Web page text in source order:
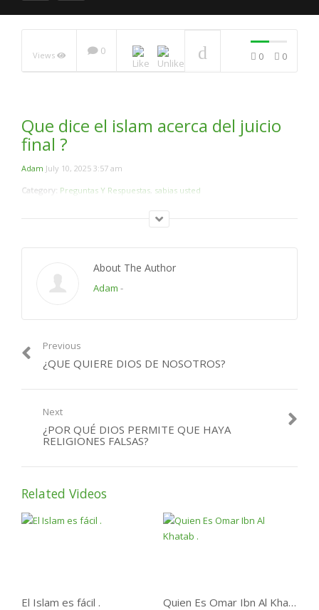
Es Verdad Que Todas
Views 0 0 0
Que dice el islam acerca del juicio
final ?
Adam July 10, 2025 3:57 am
Category: Preguntas Y Respuestas sabias usted
About The Author
Adam -
Previous
¿QUE QUIERE DIOS DE NOSOTROS?
Next
¿POR QUÉ DIOS PERMITE QUE HAYA
RELIGIONES FALSAS?
Related Videos
El Islam es fácil . Quien Es Omar Ibn Al Khatab .